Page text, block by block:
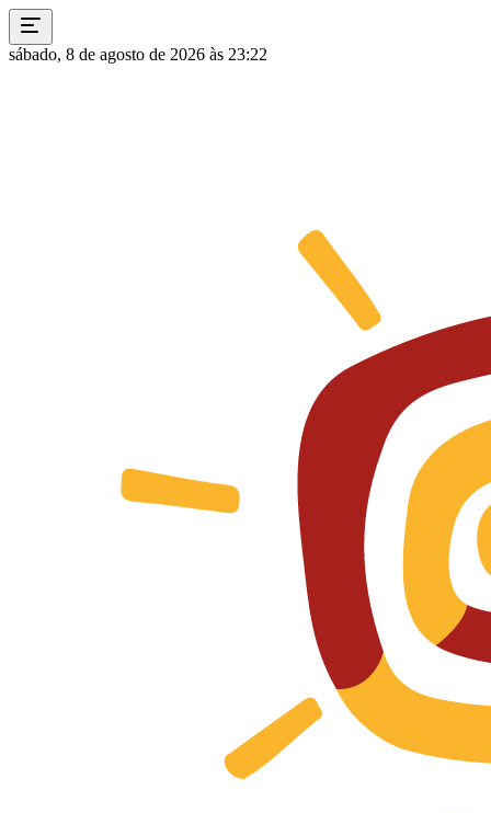
sábado, 8 de agosto de 2026 às 23:22